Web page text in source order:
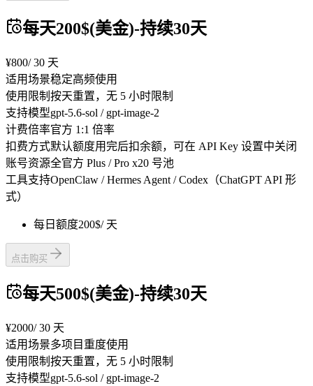
每天200$(美金)-持续30天
¥800/ 30 天
适用场景稳定高频使用
使用限制 按天重置，无 5 小时限制
支持模型gpt-5.6-sol / gpt-image-2
计费倍率官方 1:1 倍率
扣费方式默认额度用完后扣余额，可在 API Key 设置中关闭
账号资源全官方 Plus / Pro x20 号池
工具支持OpenClaw / Hermes Agent / Codex（ChatGPT API 形
式）
每日额度200$/ 天
点击购买
每天500$(美金)-持续30天
¥2000/ 30 天
适用场景多项目重度使用
使用限制 按天重置，无 5 小时限制
支持模型gpt-5.6-sol / gpt-image-2